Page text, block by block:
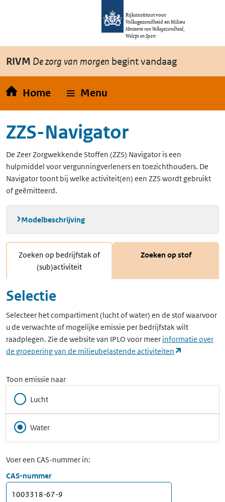
Overslaan en naar de inhoud gaan
Rijksinstituut voor
Volksgezondheid en Milieu
Ministerie van Volksgezondheid,
Welzijn en Sport
RIVM De zorg van morgen begint vandaag
Home Menu
ZZS-Navigator
De Zeer Zorgwekkende Stoffen (ZZS) Navigator is een
hulpmiddel voor vergunningverleners en toezichthouders. De
Navigator toont bij welke activiteit(en) een ZZS wordt gebruikt
of geëmitteerd.
Modelbeschrijving
Zoeken op bedrijfstak of
(sub)activiteit
Zoeken op stof
Selectie
Selecteer het compartiment (lucht of water) en de stof waarvoor
u de verwachte of mogelijke emissie per bedrijfstak wilt
raadplegen. Zie de website van IPLO voor meer informatie over
de groepering van de milieubelastende activiteiten
Toon emissie naar
Lucht
Water
Voer een CAS-nummer in:
CAS-nummer